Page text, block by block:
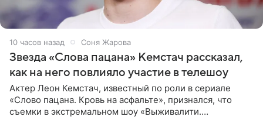
10 часов назад Соня Жарова
Звезда «Слова пацана» Кемстач рассказал,
как на него повлияло участие в телешоу
Актер Леон Кемстач, известный по роли в сериале
«Слово пацана. Кровь на асфальте», признался, что
съемки в экстремальном шоу «Выживалити.